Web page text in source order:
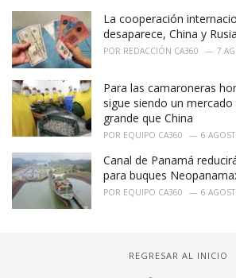
La cooperación
desaparece, China y
POR REDACCIÓN CA360 7
Para las camaroneras
sigue siendo un
grande que China
POR EQUIPO CA360 6
Canal de Panamá
para buques
POR EQUIPO CA360 6
REGRESAR AL INICIO